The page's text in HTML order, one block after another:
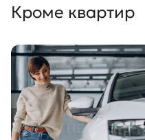
Кроме квартир